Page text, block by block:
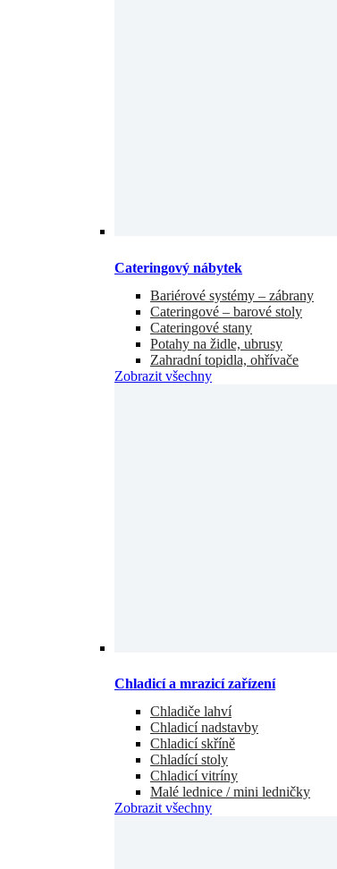
Cateringový nábytek
Bariérové systémy – zábrany
Cateringové – barové stoly
Cateringové stany
Potahy na židle, ubrusy
Zahradní topidla, ohřívače
Zobrazit všechny
Chladicí a mrazicí zařízení
Chladiče lahví
Chladicí nadstavby
Chladicí skříně
Chladící stoly
Chladicí vitríny
Malé lednice / mini ledničky
Zobrazit všechny